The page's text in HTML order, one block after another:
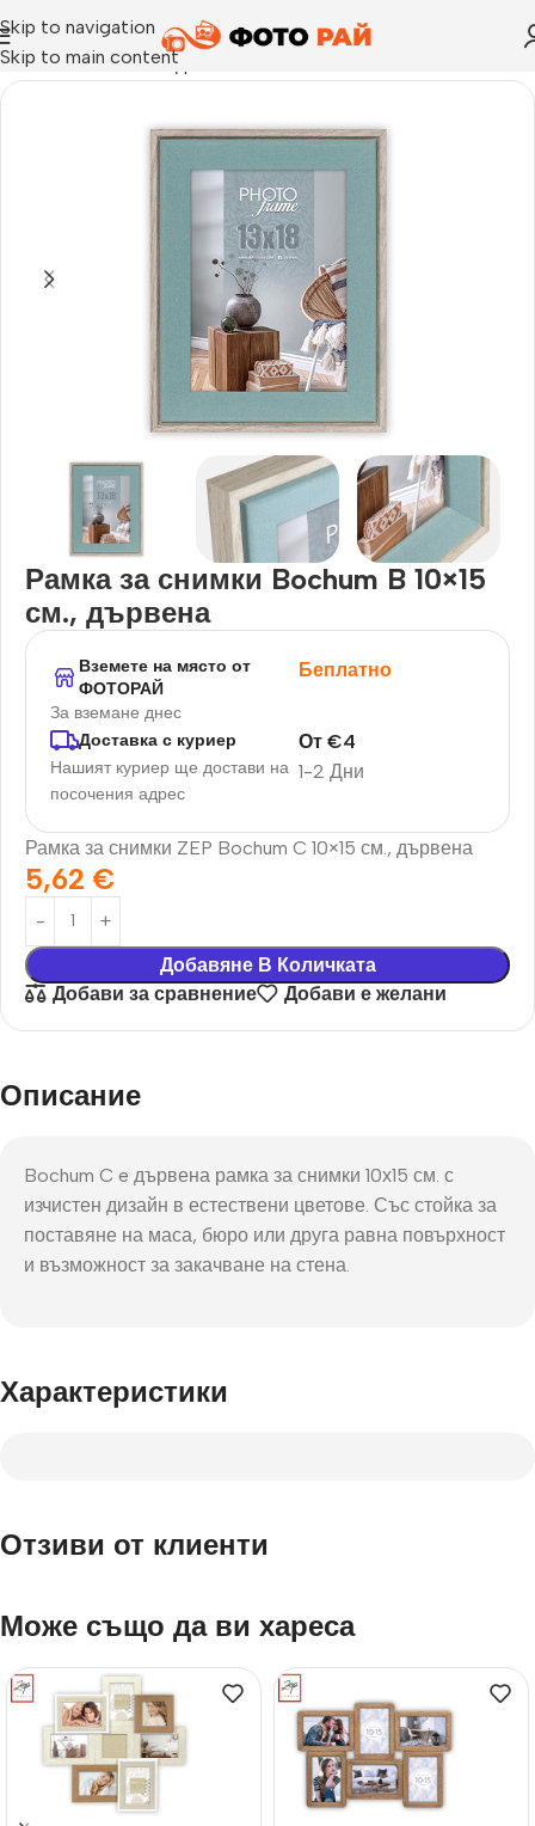
Skip to navigation
Skip to main content
Начало›Рамка за една снимка
Рамка за снимки Bochum B 10×15
см., дървена
Вземете на място от
ФОТОРАЙ
За вземане днес
Беплатно
Доставка с куриер
Нашият куриер ще достави на
посочения адрес
1-2 Дни
От€4
Рамка за снимки ZEP Bochum C 10×15 см., дървена
5,62 €
Добавяне В Количката
Добави за сравнение
Добави е желани
Описание
Bochum C e дървена рамка за снимки 10х15 см. с
изчистен дизайн в естествени цветове. Със стойка за
поставяне на маса, бюро или друга равна повърхност
и възможност за закачване на стена.
Характеристики
Отзиви от клиенти
Може също да ви хареса